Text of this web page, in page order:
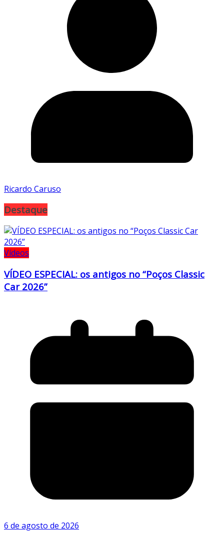
Ricardo Caruso
Destaque
Vídeos
VÍDEO ESPECIAL: os antigos no “Poços Classic
Car 2026”
6 de agosto de 2026